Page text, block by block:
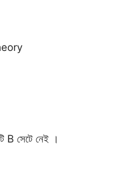
B সেটে নেই ।